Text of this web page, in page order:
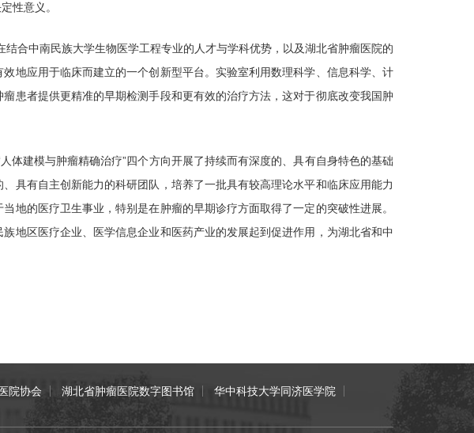
性意义。
结合中南民族大学生物医学工程专业的人才与学科优势，以及湖北省肿瘤医院的
地应用于临床而建立的一个创新型平台。实验室利用数理科学、信息科学、计
患者提供更精准的早期检测手段和更有效的治疗方法，这对于彻底改变我国肿
体建模与肿瘤精确治疗”四个方向开展了持续而有深度的、具有自身特色的基础
具有自主创新能力的科研团队，培养了一批具有较高理论水平和临床应用能力
地的医疗卫生事业，特别是在肿瘤的早期诊疗方面取得了一定的突破性进展。
地区医疗企业、医学信息企业和医药产业的发展起到促进作用，为湖北省和中
院协会 湖北省肿瘤医院数字图书馆
华中科技大学同济医学院